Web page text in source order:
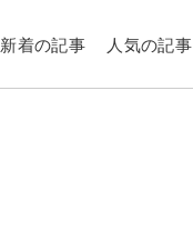
新着の記事 人気の記事